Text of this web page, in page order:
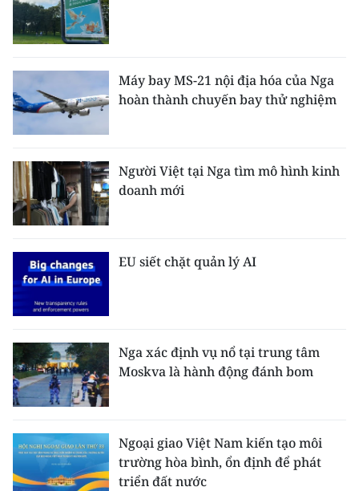
Máy bay MS-21 nội địa hóa của Nga
hoàn thành chuyến bay thử nghiệm
Người Việt tại Nga tìm mô hình kinh
doanh mới
EU siết chặt quản lý AI
Nga xác định vụ nổ tại trung tâm
Moskva là hành động đánh bom
Ngoại giao Việt Nam kiến tạo môi
trường hòa bình, ổn định để phát
triển đất nước